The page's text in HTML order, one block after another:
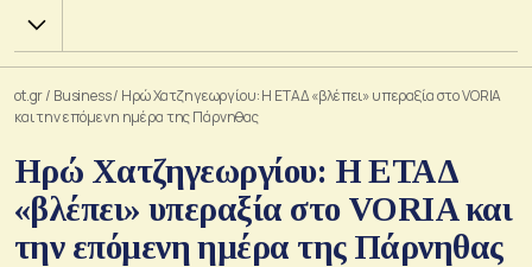
Χ.Α.
ot.gr/ Business/ Ηρώ Χατζηγεωργίου: Η ΕΤΑΔ «βλέπει» υπεραξία στο VORIA
και την επόμενη ημέρα της Πάρνηθας
Ηρώ Χατζηγεωργίου: Η ΕΤΑΔ
«βλέπει» υπεραξία στο VORIA και
την επόμενη ημέρα της Πάρνηθας